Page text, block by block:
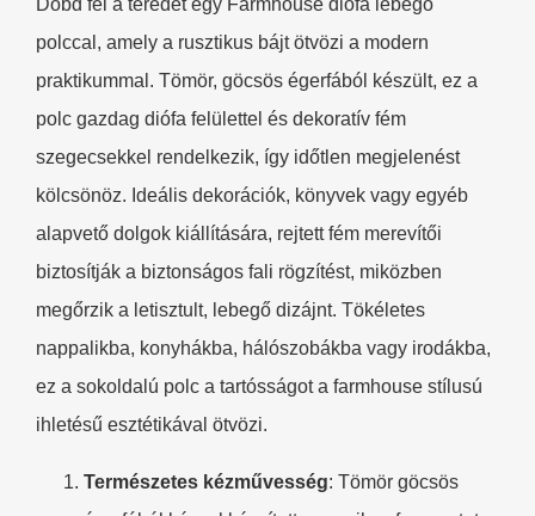
polccal, amely a rusztikus bájt ötvözi a modern
praktikummal. Tömör, göcsös égerfából készült, ez a
polc gazdag diófa felülettel és dekoratív fém
szegecsekkel rendelkezik, így időtlen megjelenést
kölcsönöz. Ideális dekorációk, könyvek vagy egyéb
alapvető dolgok kiállítására, rejtett fém merevítői
biztosítják a biztonságos fali rögzítést, miközben
megőrzik a letisztult, lebegő dizájnt. Tökéletes
nappalikba, konyhákba, hálószobákba vagy irodákba,
ez a sokoldalú polc a tartósságot a farmhouse stílusú
ihletésű esztétikával ötvözi.
​Természetes kézművesség​​: Tömör göcsös